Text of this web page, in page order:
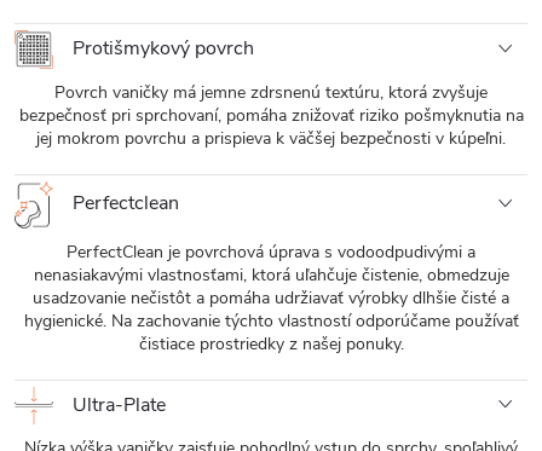
Protišmykový povrch
Povrch vaničky má jemne zdrsnenú textúru, ktorá zvyšuje
bezpečnosť pri sprchovaní, pomáha znižovať riziko pošmyknutia na
jej mokrom povrchu a prispieva k väčšej bezpečnosti v kúpeľni.
Perfectclean
PerfectClean je povrchová úprava s vodoodpudivými a
nenasiakavými vlastnosťami, ktorá uľahčuje čistenie, obmedzuje
usadzovanie nečistôt a pomáha udržiavať výrobky dlhšie čisté a
hygienické. Na zachovanie týchto vlastností odporúčame používať
čistiace prostriedky z našej ponuky.
Ultra-Plate